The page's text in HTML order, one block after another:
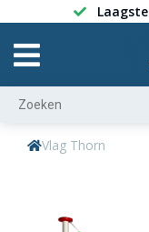
Laagste
Vlag Thorn